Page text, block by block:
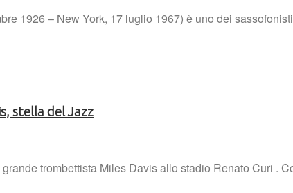
1926 – New York, 17 luglio 1967) è uno dei
stella del Jazz
trombettista Miles Davis allo stadio Renato Curi